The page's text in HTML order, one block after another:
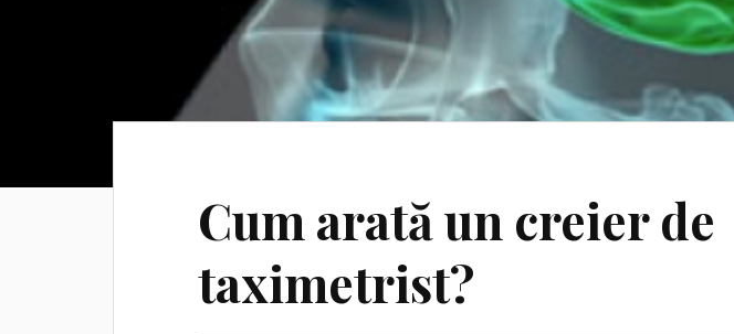
Cum arată un creier de
taximetrist?